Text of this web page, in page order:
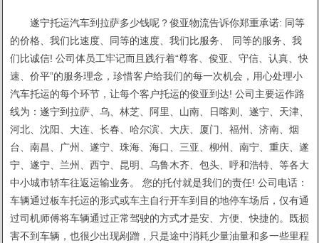
遂宁托运汽车到拉萨多少钱呢？俊亚物流告诉你郑重承诺: 同等
的价格、我们比速度、同等的速度、我们比服务、 同等的服务、我
们比诚信! 公司体员工牢记而且践行着“尊客、俊亚、守信、认真、快
速、价平”的服务理念，珍惜客户给我们的每一次机会，用心处理小
汽车托运的每个环节，让每个客户托运的俊亚到达! 公司主要运作路
线为：遂宁到拉萨、乌、林芝、阿里、山南、日喀则、遂宁、天津、
河北、沈阳、大连、长春、哈尔滨、大庆、厦门、福州、济南、烟
台、南昌、广州、遂宁、珠海、海口、三亚、柳州、南宁、重庆、遂
宁、遂宁、兰州、西宁、昆明、乌鲁木齐、包头、呼和浩特、等各大
中小城市轿车往返运输业务。 您的托付就是我们的责任! 公司电话：
车辆通过板车托运的形式或车主自行开车到目的地停车场后，仅有通
过司机师傅将车辆通过正常驾驶的方式才是安、方便、快捷的。既损
害不到车辆，也很少出现剐蹭，只是途中消耗少量油量和多一些里程